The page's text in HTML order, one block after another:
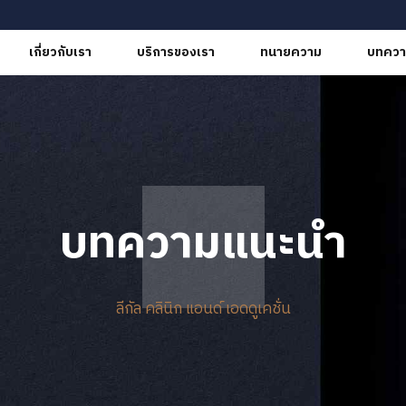
เกี่ยวกับเรา บริการของเรา ทนายความ บทคว
บทความแนะนำ
ลีกัล คลินิก แอนด์ เอดดูเคชั่น